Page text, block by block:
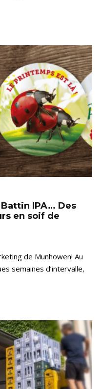
IPA… Des
en soif de
de Munhowen! Au
semaines d’intervalle,